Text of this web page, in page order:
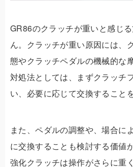
GR86のクラッチが重いと感じ
ん。クラッチが重い原因には、
態やクラッチペダルの機械的な
対処法としては、まずクラッチ
い、必要に応じて交換すること
また、ペダルの調整や、場合に
に交換することも検討する価値
強化クラッチは操作がさらに重